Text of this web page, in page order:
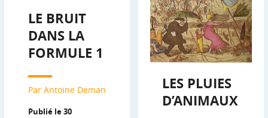
LE BRUIT
DANS LA
FORMULE 1
Par Antoine Deman
Publié le 30
LES PLUIES
D’ANIMAUX